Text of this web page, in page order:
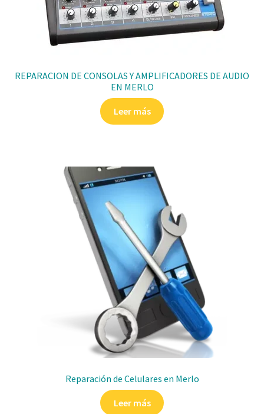
REPARACION DE CONSOLAS Y AMPLIFICADORES DE AUDIO
EN MERLO
Leer más
Reparación de Celulares en Merlo
Leer más